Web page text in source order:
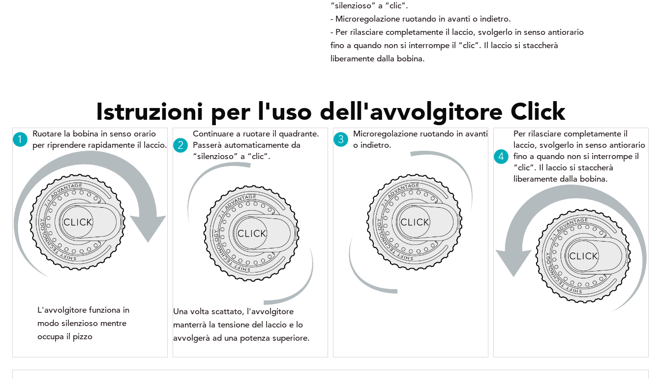
“silenzioso” a “clic”.
- Microregolazione ruotando in avanti o indietro.
- Per rilasciare completamente il laccio, svolgerlo in senso antiorario
fino a quando non si interrompe il “clic”. Il laccio si staccherà
liberamente dalla bobina.
Istruzioni per l'uso dell'avvolgitore Click
Ruotare la bobina in senso orario
per riprendere rapidamente il laccio.
L'avvolgitore funziona in
modo silenzioso mentre
occupa il pizzo
Continuare a ruotare il quadrante.
Passerà automaticamente da
“silenzioso” a “clic”.
Una volta scattato, l'avvolgitore
manterrà la tensione del laccio e lo
avvolgerà ad una potenza superiore.
Microregolazione ruotando in avanti
o indietro.
Per rilasciare completamente il
laccio, svolgerlo in senso antiorario
fino a quando non si interrompe il
“clic”. Il laccio si staccherà
liberamente dalla bobina.